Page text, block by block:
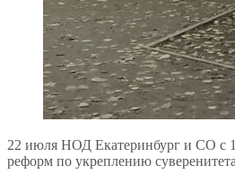
22 июля НОД Екатеринбург и СО с
реформ по укреплению